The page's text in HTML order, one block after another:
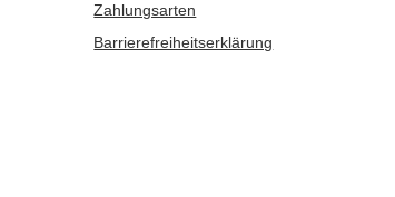
Zahlungsarten
Barrierefreiheitserklärung